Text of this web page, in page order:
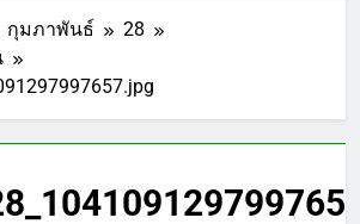
กุมภาพันธ์
28